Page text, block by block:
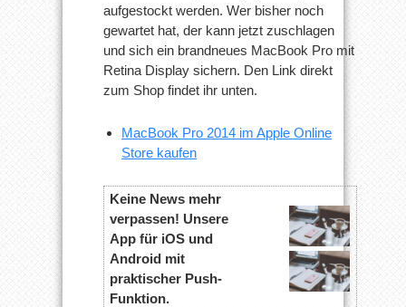
aufgestockt werden. Wer bisher noch
gewartet hat, der kann jetzt zuschlagen
und sich ein brandneues MacBook Pro mit
Retina Display sichern. Den Link direkt
zum Shop findet ihr unten.
MacBook Pro 2014 im Apple Online
Store kaufen
Keine News mehr
verpassen! Unsere
App für iOS und
Android mit
praktischer Push-
Funktion.